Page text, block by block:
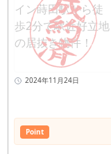
2024年11月24日
Point